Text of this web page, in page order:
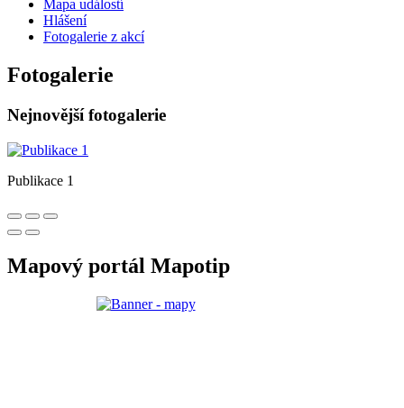
Mapa událostí
Hlášení
Fotogalerie z akcí
Fotogalerie
Nejnovější fotogalerie
Publikace 1
Mapový portál Mapotip